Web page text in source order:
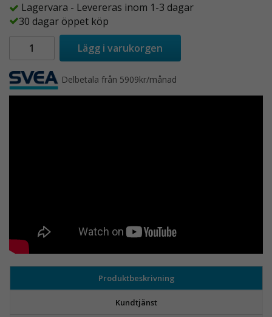
Lagervara - Levereras inom 1-3 dagar
30 dagar öppet köp
Lägg i varukorgen
Delbetala från 5909kr/månad
Produktbeskrivning
Kundtjänst